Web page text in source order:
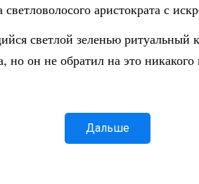
аристократа с
светлой зеленью
он не обратил на это
Дальше